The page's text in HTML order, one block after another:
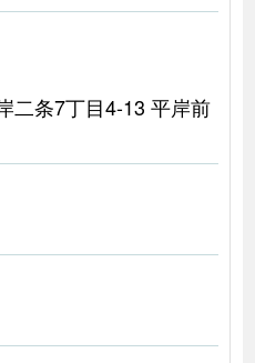
二条7丁目4-13 平岸前